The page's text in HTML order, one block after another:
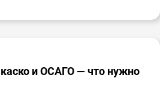
и ОСАГО — что нужно